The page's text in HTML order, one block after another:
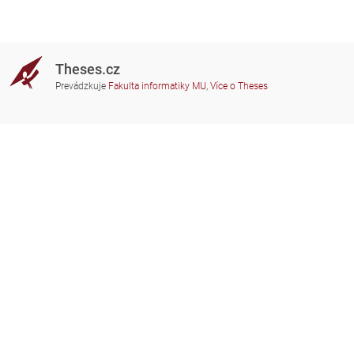
Theses.cz
Prevádzkuje Fakulta informatiky MU, Více o Theses